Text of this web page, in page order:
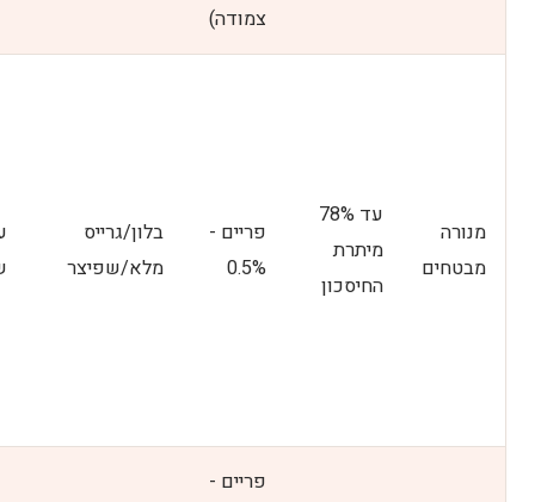
צמודה)
מנורה
מבטחים
עד 78%
מיתרת
החיסכון
פריים -
0.5%
בלון/גרייס
מלא/שפיצר
פריים -